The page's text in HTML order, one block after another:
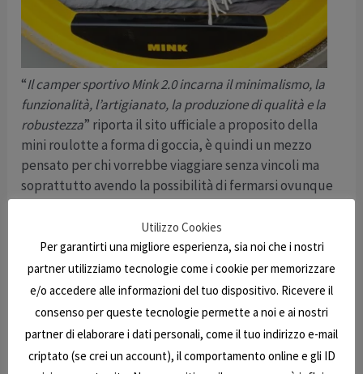
“Il camper sportivo Mink 2.0 incarna il minimalismo, la
funzionalità, l’artigianato, la produzione di qualità e la
robustezza” riporta il sito ufficiale a proposito della
mini roulotte a forma di goccia, è quindi un mezzo
pensato per chi vorrebbe viaggiare senza vincoli ma
soprattutto avendo la possibilità di fermarsi ovunque
Dotata di tetto panoramico e finestre circolari su
entrambi i lati, questa roulotte in miniatura mette a
disposizione tutto il necessario per poter restare
lontani da casa anche a lungo, senza troppi sacrifici.
Infatti, include un letto matrimoniale “queen size” con
Utilizzo Cookies
Per garantirti una migliore esperienza, sia noi che i nostri
partner utilizziamo tecnologie come i cookie per memorizzare
e/o accedere alle informazioni del tuo dispositivo. Ricevere il
consenso per queste tecnologie permette a noi e ai nostri
partner di elaborare i dati personali, come il tuo indirizzo e-mail
criptato (se crei un account), il comportamento online e gli ID